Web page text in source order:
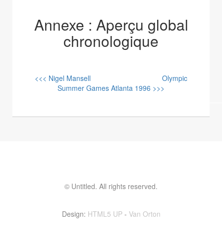
Annexe : Aperçu global
chronologique
<<< Nigel Mansell
Olympic
Summer Games Atlanta 1996 >>>
© Untitled. All rights reserved.
Design: HTML5 UP- Van Orton